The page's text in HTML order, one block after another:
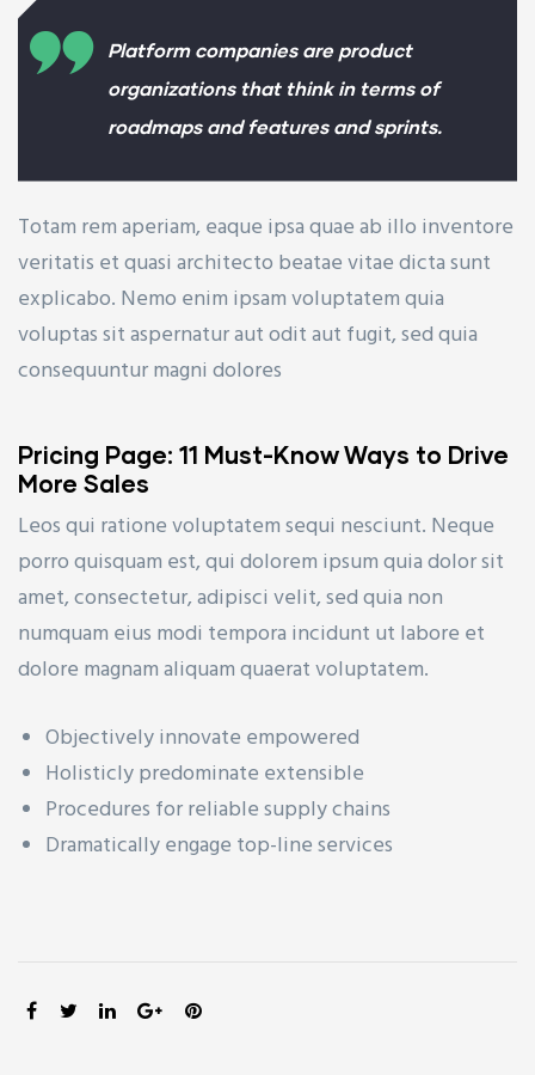
Platform companies are product
organizations that think in terms of
roadmaps and features and sprints.
Totam rem aperiam, eaque ipsa quae ab illo inventore
veritatis et quasi architecto beatae vitae dicta sunt
explicabo. Nemo enim ipsam voluptatem quia
voluptas sit aspernatur aut odit aut fugit, sed quia
consequuntur magni dolores
Pricing Page: 11 Must-Know Ways to Drive
More Sales
Leos qui ratione voluptatem sequi nesciunt. Neque
porro quisquam est, qui dolorem ipsum quia dolor sit
amet, consectetur, adipisci velit, sed quia non
numquam eius modi tempora incidunt ut labore et
dolore magnam aliquam quaerat voluptatem.
Objectively innovate empowered
Holisticly predominate extensible
Procedures for reliable supply chains
Dramatically engage top-line services
SHARE: